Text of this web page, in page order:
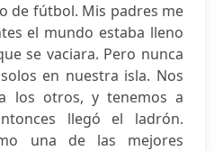
de fútbol. Mis padres me
el mundo estaba lleno
se vaciara. Pero nunca
en nuestra isla. Nos
los otros, y tenemos a
llegó el ladrón.
una de las mejores